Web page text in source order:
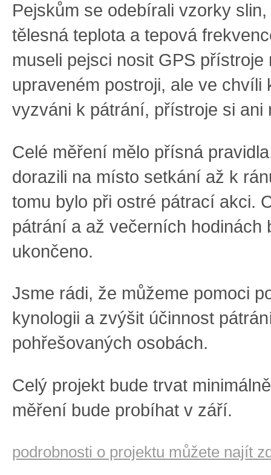
Pejskům se odebírali vzorky slin,
tělesná teplota a tepová
museli pejsci nosit GPS přístroje
upraveném postroji, ale ve chvíli
vyzváni k pátrání, přístroje si ani
Celé měření mělo přísná
dorazili na místo setkání až k
tomu bylo při ostré pátrací akci.
pátrání a až večerních hodinách
ukončeno.
Jsme rádi, že můžeme pomoci
kynologii a zvýšit účinnost
pohřešovaných osobách.
Celý projekt bude trvat
měření bude probíhat v září.
podrobnosti o projektu můžete najít